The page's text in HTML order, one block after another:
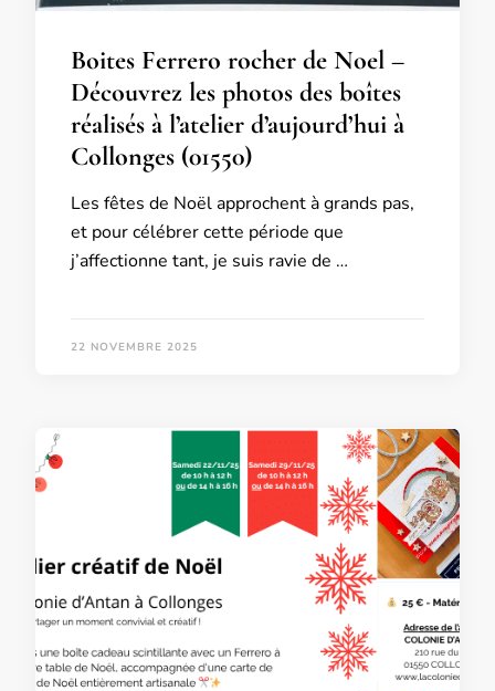
Boites Ferrero rocher de Noel –
Découvrez les photos des boîtes
réalisés à l’atelier d’aujourd’hui à
Collonges (01550)
Les fêtes de Noël approchent à grands pas,
et pour célébrer cette période que
j’affectionne tant, je suis ravie de …
22 NOVEMBRE 2025